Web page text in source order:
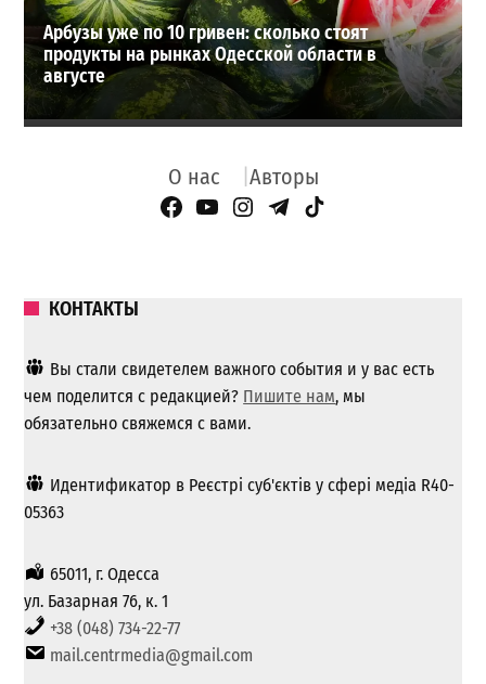
Арбузы уже по 10 гривен: сколько стоят
продукты на рынках Одесской области в
августе
О нас Авторы
Facebook Page
YouTube
Instagram
Telegram
TikTok
КОНТАКТЫ
Вы стали свидетелем важного события и у вас есть
чем поделится с редакцией? Пишите нам, мы
обязательно свяжемся с вами.
Идентификатор в Реєстрі суб'єктів у сфері медіа R40-
05363
65011, г. Одесса
ул. Базарная 76, к. 1
+38 (048) 734-22-77
mail.centrmedia@gmail.com